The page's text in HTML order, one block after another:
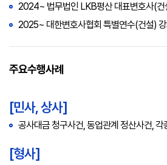
2024~ 법무법인 LKB평산 대표변호사(건
2025~ 대한변호사협회 특별연수(건설) 강
주요수행사례
[민사, 상사]
공사대금 청구사건, 동업관계 정산사건,
[형사]